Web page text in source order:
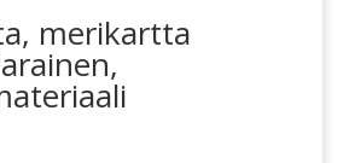
merikartta